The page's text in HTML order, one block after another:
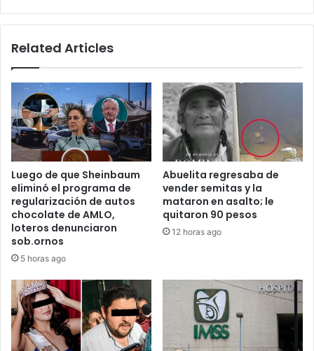
Related Articles
Luego de que Sheinbaum
eliminó el programa de
regularización de autos
chocolate de AMLO,
loteros denunciaron
sob.ornos
5 horas ago
Abuelita regresaba de
vender semitas y la
mataron en asalto; le
quitaron 90 pesos
12 horas ago